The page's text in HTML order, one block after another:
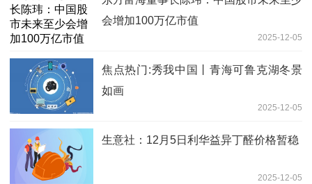
会增加100万亿市值
2025-12-05
焦点热门:秀我中国丨青海可鲁克湖冬景
如画
2025-12-05
生意社：12月5日利华益异丁醛价格暂稳
2025-12-05